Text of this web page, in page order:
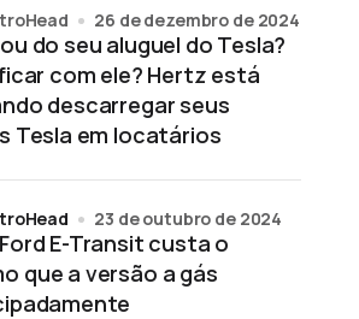
do seu aluguel do Tesla?
com ele? Hertz está
descarregar seus
Tesla em locatários
26 de dezembro de 2024
E-Transit custa o
que a versão a gás
23 de outubro de 2024